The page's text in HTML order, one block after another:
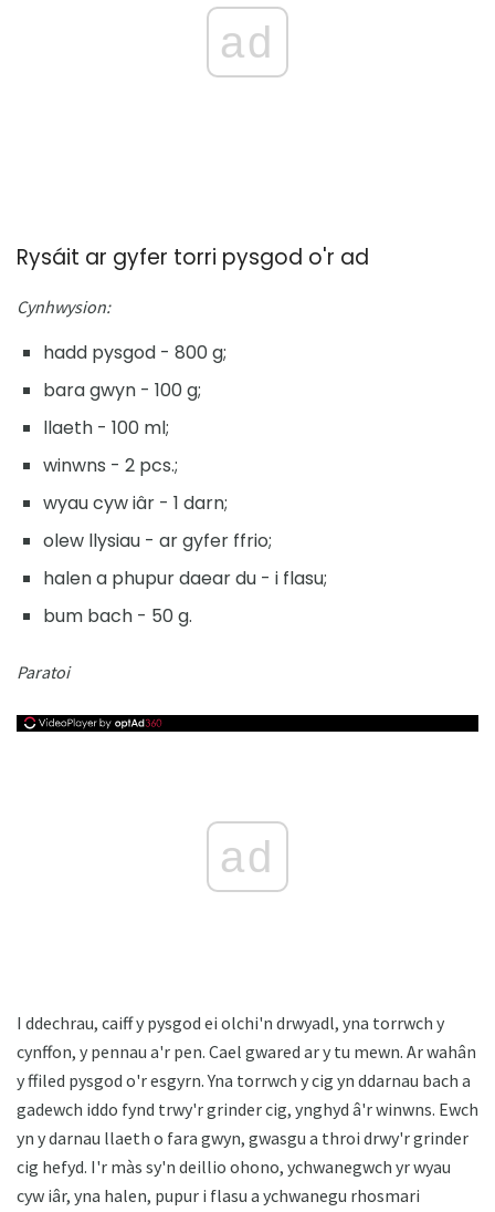
ad
Rysáit ar gyfer torri pysgod o'r ad
Cynhwysion:
hadd pysgod - 800 g;
bara gwyn - 100 g;
llaeth - 100 ml;
winwns - 2 pcs.;
wyau cyw iâr - 1 darn;
olew llysiau - ar gyfer ffrio;
halen a phupur daear du - i flasu;
bum bach - 50 g.
Paratoi
ad
I ddechrau, caiff y pysgod ei olchi'n drwyadl, yna torrwch y
cynffon, y pennau a'r pen. Cael gwared ar y tu mewn. Ar wahân
y ffiled pysgod o'r esgyrn. Yna torrwch y cig yn ddarnau bach a
gadewch iddo fynd trwy'r grinder cig, ynghyd â'r winwns. Ewch
yn y darnau llaeth o fara gwyn, gwasgu a throi drwy'r grinder
cig hefyd. I'r màs sy'n deillio ohono, ychwanegwch yr wyau
cyw iâr, yna halen, pupur i flasu a ychwanegu rhosmari